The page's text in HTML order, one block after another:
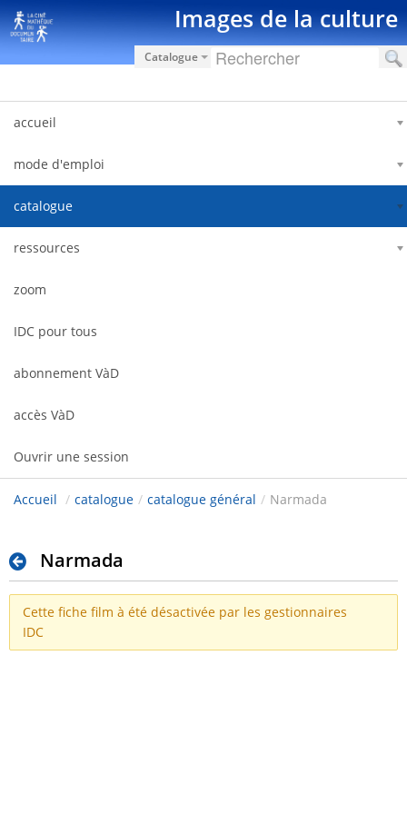
Saut au contenu Images de la culture
Catalogue
accueil
mode d'emploi
catalogue
ressources
zoom
IDC pour tous
abonnement VàD
accès VàD
Ouvrir une session
Accueil / catalogue / catalogue général / Narmada
Narmada
Cette fiche film à été désactivée par les gestionnaires
IDC